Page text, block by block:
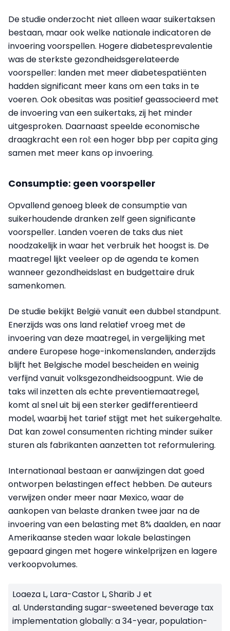
De studie onderzocht niet alleen waar suikertaksen
bestaan, maar ook welke nationale indicatoren de
invoering voorspellen. Hogere diabetesprevalentie
was de sterkste gezondheidsgerelateerde
voorspeller: landen met meer diabetespatiënten
hadden significant meer kans om een taks in te
voeren. Ook obesitas was positief geassocieerd met
de invoering van een suikertaks, zij het minder
uitgesproken. Daarnaast speelde economische
draagkracht een rol: een hoger bbp per capita ging
samen met meer kans op invoering.
Consumptie: geen voorspeller
Opvallend genoeg bleek de consumptie van
suikerhoudende dranken zelf geen significante
voorspeller. Landen voeren de taks dus niet
noodzakelijk in waar het verbruik het hoogst is. De
maatregel lijkt veeleer op de agenda te komen
wanneer gezondheidslast en budgettaire druk
samenkomen.
De studie bekijkt België vanuit een dubbel standpunt.
Enerzijds was ons land relatief vroeg met de
invoering van deze maatregel, in vergelijking met
andere Europese hoge-inkomenslanden, anderzijds
blijft het Belgische model bescheiden en weinig
verfijnd vanuit volksgezondheidsoogpunt. Wie de
taks wil inzetten als echte preventiemaatregel,
komt al snel uit bij een sterker gedifferentieerd
model, waarbij het tarief stijgt met het suikergehalte.
Dat kan zowel consumenten richting minder suiker
sturen als fabrikanten aanzetten tot reformulering.
Internationaal bestaan er aanwijzingen dat goed
ontworpen belastingen effect hebben. De auteurs
verwijzen onder meer naar Mexico, waar de
aankopen van belaste dranken twee jaar na de
invoering van een belasting met 8% daalden, en naar
Amerikaanse steden waar lokale belastingen
gepaard gingen met hogere winkelprijzen en lagere
verkoopvolumes.
Loaeza L, Lara-Castor L, Sharib J et
al. Understanding sugar-sweetened beverage tax
implementation globally: a 34-year, population-